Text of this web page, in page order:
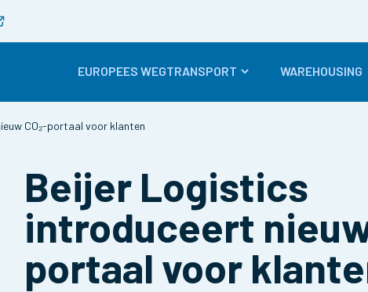
EUROPEES WEGTRANSPORT WAREHOUSING
CO₂-portaal voor klanten
Beijer Logistics
introduceert
portaal voor